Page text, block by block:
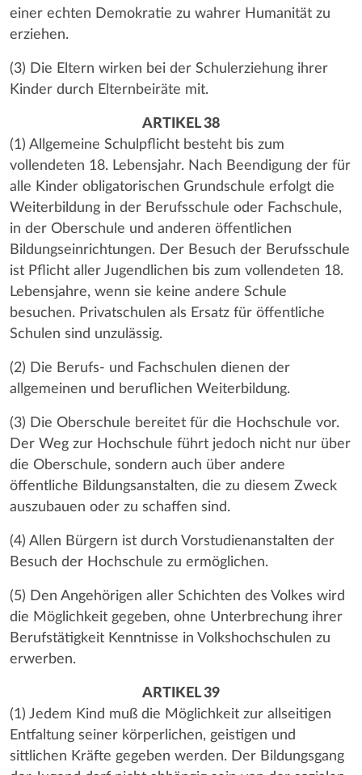
einer echten Demokratie zu wahrer Humanität zu
erziehen.
(3) Die Eltern wirken bei der Schulerziehung ihrer
Kinder durch Elternbeiräte mit.
ARTIKEL 38
(1) Allgemeine Schulpflicht besteht bis zum
vollendeten 18. Lebensjahr. Nach Beendigung der für
alle Kinder obligatorischen Grundschule erfolgt die
Weiterbildung in der Berufsschule oder Fachschule,
in der Oberschule und anderen öffentlichen
Bildungseinrichtungen. Der Besuch der Berufsschule
ist Pflicht aller Jugendlichen bis zum vollendeten 18.
Lebensjahre, wenn sie keine andere Schule
besuchen. Privatschulen als Ersatz für öffentliche
Schulen sind unzulässig.
(2) Die Berufs- und Fachschulen dienen der
allgemeinen und beruflichen Weiterbildung.
(3) Die Oberschule bereitet für die Hochschule vor.
Der Weg zur Hochschule führt jedoch nicht nur über
die Oberschule, sondern auch über andere
öffentliche Bildungsanstalten, die zu diesem Zweck
auszubauen oder zu schaffen sind.
(4) Allen Bürgern ist durch Vorstudienanstalten der
Besuch der Hochschule zu ermöglichen.
(5) Den Angehörigen aller Schichten des Volkes wird
die Möglichkeit gegeben, ohne Unterbrechung ihrer
Berufstätigkeit Kenntnisse in Volkshochschulen zu
erwerben.
ARTIKEL 39
(1) Jedem Kind muß die Möglichkeit zur allseitigen
Entfaltung seiner körperlichen, geistigen und
sittlichen Kräfte gegeben werden. Der Bildungsgang